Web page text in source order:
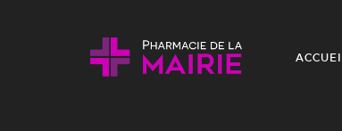
ACCUEIL